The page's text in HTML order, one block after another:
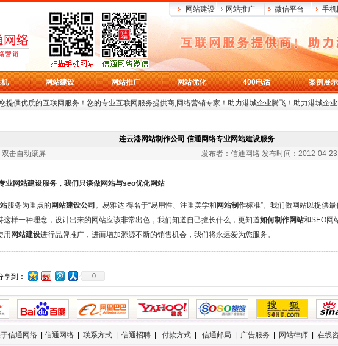
网站建设 网站推广 微信平台 手
网站建设 网站推广 网站优化 400电话 案例展示
提供优质的互联网服务！您的专业互联网服务提供商,网络营销专家！助力港城企业腾飞！助力港城企业
连云港网站制作公司 信通网络专业网站建设服务
双击自动滚屏 发布者：信通网络 发布时间：2012-04-23 阅读
业网站建设服务，我们只谈做网站与seo优化网站
服务为重点的 网站建设公司 。易雅达 得名于“易用性、注重美学和 网站制作标准”。我们做网站以提供
这样一种理念，设计出来的网站应该非常出色，我们知道自己擅长什么，更知道如何制作网站和SEO网
用 网站建设进行品牌推广，进而增加源源不断的销售机会，我们将永远爱为您服务。
享到：
0
信通网络 信通网络 联系方式 信通招聘 付款方式 信通邮局 广告服务 网站律师 在线